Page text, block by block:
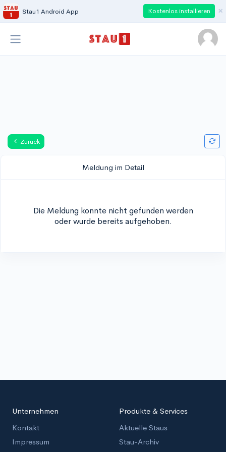
Stau1 Android App Kostenlos installieren ×
Zurück
Meldung im Detail
Die Meldung konnte nicht gefunden werden
oder wurde bereits aufgehoben.
Unternehmen
Kontakt
Impressum
Produkte & Services
Aktuelle Staus
Stau-Archiv